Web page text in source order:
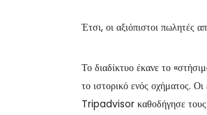
Έτσι, οι αξιόπιστοι πωλητές
Το διαδίκτυο έκανε το
το ιστορικό ενός οχήματος.
Tripadvisor καθοδήγησε τους